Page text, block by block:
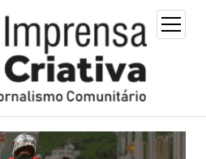
open
menu